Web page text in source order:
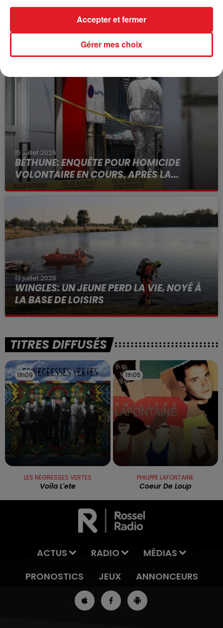
sacrée frayeur.Plus de peur que de mal. Ouf !
FIL D'ACTUS
15 juillet 2026
BÉTHUNE: ENQUÊTE POUR HOMICIDE
VOLONTAIRE EN COURS, APRÈS LA...
Selon les premiers éléments, le logement servait
13 juillet 2026
WINGLES: UN JEUNE PERD LA VIE, NOYÉ À
LA BASE DE LOISIRS
La victime a coulé à pic
TITRES DIFFUSÉS
11h09
11h09
LES NEGRESSES VERTES
Voila L'ete
11h05
11h05
PHILIPPE LAFONTAINE
Coeur De Loup
ACTUS RADIO
MÉDIAS
PRONOSTICS
JEUX ANNONCEURS
Gérer mes choix
Accepter et fermer